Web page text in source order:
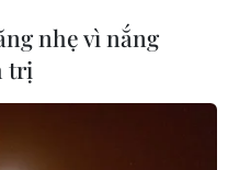
nhẹ vì nắng
trị